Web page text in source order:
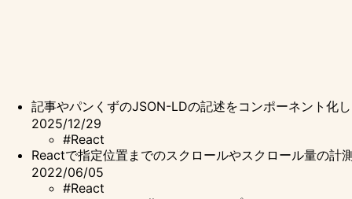
記事やパンくずのJSON-LDの記述をコンポーネント化
2025/12/29
#React
Reactで指定位置までのスクロールやスクロール量の計
2022/06/05
#React